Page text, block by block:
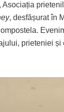
Asociația
, desfășurat în
prieteniei